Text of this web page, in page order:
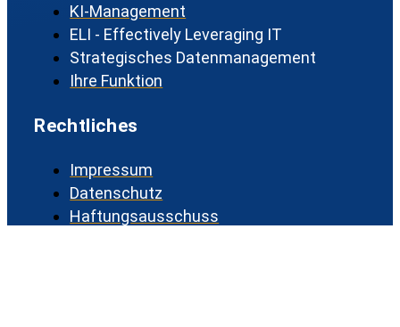
KI-Management
ELI - Effectively Leveraging IT
Strategisches Datenmanagement
Ihre Funktion
Rechtliches
Impressum
Datenschutz
Haftungsausschuss